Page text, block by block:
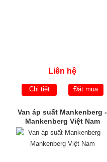
Liên hệ
Chi tiết Đặt mua
Van áp suất Mankenberg -
Mankenberg Việt Nam